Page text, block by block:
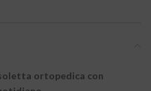
ortopedica con